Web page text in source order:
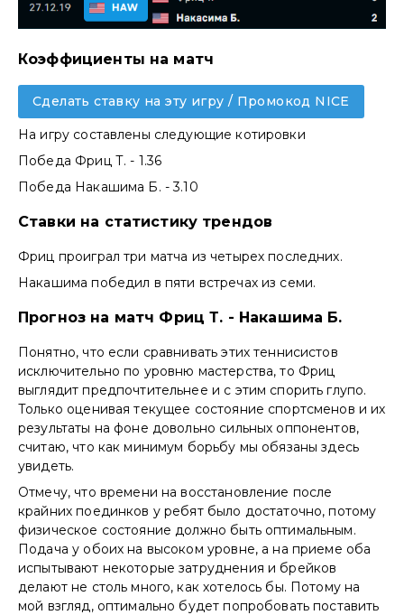
Коэффициенты на матч
Сделать ставку на эту игру / Промокод NICE
На игру составлены следующие котировки
Победа Фриц Т. - 1.36
Победа Накашима Б. - 3.10
Ставки на статистику трендов
Фриц проиграл три матча из четырех последних.
Накашима победил в пяти встречах из семи.
Прогноз на матч Фриц Т. - Накашима Б.
Понятно, что если сравнивать этих теннисистов
исключительно по уровню мастерства, то Фриц
выглядит предпочтительнее и с этим спорить глупо.
Только оценивая текущее состояние спортсменов и их
результаты на фоне довольно сильных оппонентов,
считаю, что как минимум борьбу мы обязаны здесь
увидеть.
Отмечу, что времени на восстановление после
крайних поединков у ребят было достаточно, потому
физическое состояние должно быть оптимальным.
Подача у обоих на высоком уровне, а на приеме оба
испытывают некоторые затруднения и брейков
делают не столь много, как хотелось бы. Потому на
мой взгляд, оптимально будет попробовать поставить